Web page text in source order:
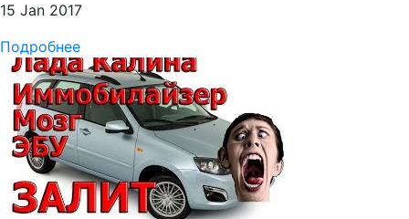
15 Jan 2017
Подробнее